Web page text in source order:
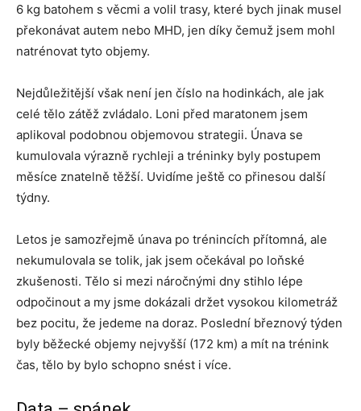
6 kg batohem s věcmi a volil trasy, které bych jinak musel
překonávat autem nebo MHD, jen díky čemuž jsem mohl
natrénovat tyto objemy.
Nejdůležitější však není jen číslo na hodinkách, ale jak
celé tělo zátěž zvládalo. Loni před maratonem jsem
aplikoval podobnou objemovou strategii. Únava se
kumulovala výrazně rychleji a tréninky byly postupem
měsíce znatelně těžší. Uvidíme ještě co přinesou další
týdny.
Letos je samozřejmě únava po trénincích přítomná, ale
nekumulovala se tolik, jak jsem očekával po loňské
zkušenosti. Tělo si mezi náročnými dny stihlo lépe
odpočinout a my jsme dokázali držet vysokou kilometráž
bez pocitu, že jedeme na doraz. Poslední březnový týden
byly běžecké objemy nejvyšší (172 km) a mít na trénink
čas, tělo by bylo schopno snést i více.